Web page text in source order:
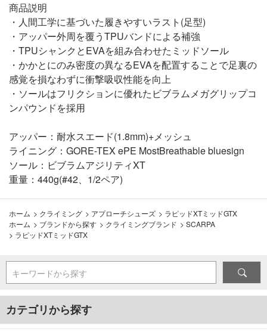
商品説明
・人間工学に基づいた履きやすいラスト(足型)
・アッパー外周を覆うTPUバンドによる補強
・TPUシャンクとEVAを組み合わせたミッドソール
・かかとにのみ密度の異なるEVAを配置することで足裏の
感覚を損なわずに衝撃吸収性能を向上
・ソールはフリクションに優れたビブラムメガグリップコ
ンパウンドを採用
アッパー：耐水スエード(1.8mm)+メッシュ
ライニング：GORE-TEX ePE MostBreathable bluesign
ソール：ビブラムアジリティXT
重量：440g(#42、1/2ペア)
ホーム > クライミング > アプローチシューズ > ラピッドXTミッドGTX
ホーム > ブランドから探す > クライミングブランド > SCARPA
> ラピッドXTミッドGTX
キーワードから探す
カテゴリから探す